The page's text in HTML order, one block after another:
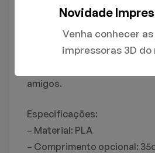
Presentes criativos:
impressos em 3D podem ser
presentes de aniversário
amigos.
Especificações:
– Material: PLA
– Comprimento opcional:
Novidade
Venha conhecer
impressoras 3D